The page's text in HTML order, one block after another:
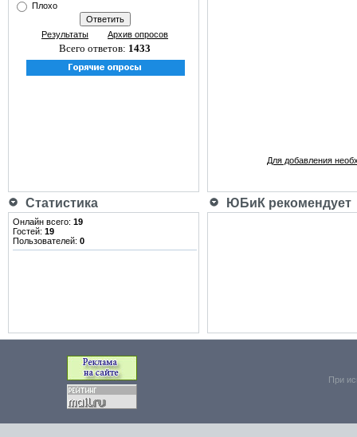
Плохо
Результаты Архив опросов
Всего ответов: 1433
Для добавления
Статистика ЮБиК рекомендует
Онлайн всего: 19
Гостей: 19
Пользователей: 0
При